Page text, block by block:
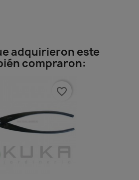
adquirieron este
compraron:
favorite_border